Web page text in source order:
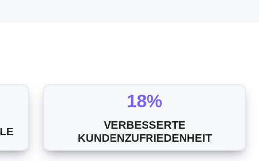
18%
VERBESSERTE
KUNDENZUFRIEDENHEIT